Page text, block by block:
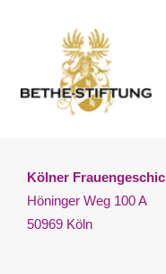
Kölner
Höninger Weg 100 A
50969 Köln